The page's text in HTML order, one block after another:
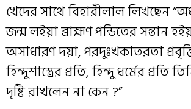
খেদের সাথে বিহারীলাল লিখছেন
জন্ম লইয়া ব্রাহ্মণ পন্ডিতের সন্তান
অসাধারণ দয়া, পরদুঃখকাতরতা
হিন্দুশাস্ত্রের প্রতি, হিন্দু ধর্মের প্রতি
দৃষ্টি রাখলেন না কেন ?”